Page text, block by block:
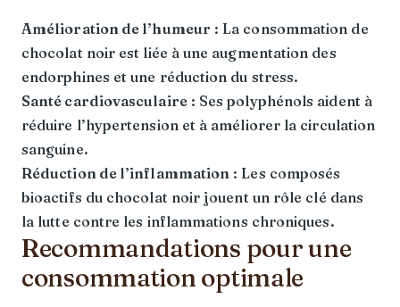
Amélioration de l’humeur : La consommation de
chocolat noir est liée à une augmentation des
endorphines et une réduction du stress.
Santé cardiovasculaire : Ses polyphénols aident à
réduire l’hypertension et à améliorer la circulation
sanguine.
Réduction de l’inflammation : Les composés
bioactifs du chocolat noir jouent un rôle clé dans
la lutte contre les inflammations chroniques.
Recommandations pour une
consommation optimale